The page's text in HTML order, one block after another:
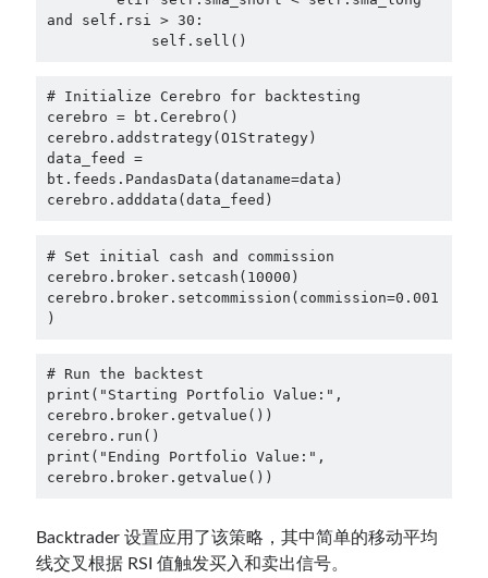
and self.rsi > 30:
            self.sell()
# Initialize Cerebro for backtesting
cerebro = bt.Cerebro()
cerebro.addstrategy(O1Strategy)
data_feed =
bt.feeds.PandasData(dataname=data)
cerebro.adddata(data_feed)
# Set initial cash and commission
cerebro.broker.setcash(10000)
cerebro.broker.setcommission(commission=0.001
)
# Run the backtest
print("Starting Portfolio Value:",
cerebro.broker.getvalue())
cerebro.run()
print("Ending Portfolio Value:",
cerebro.broker.getvalue())
Backtrader 设置应用了该策略，其中简单的移动平均
线交叉根据 RSI 值触发买入和卖出信号。